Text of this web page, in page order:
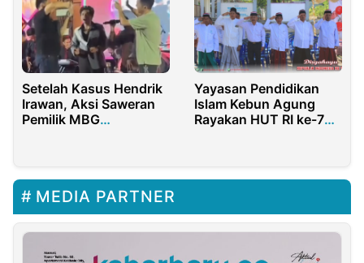
Setelah Kasus Hendrik
Irawan, Aksi Saweran
Pemilik MBG
Yayasan Pendidikan
Islam Kebun Agung
Rayakan HUT RI ke-79
MEDIA PARTNER